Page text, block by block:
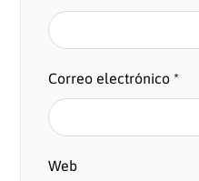
Correo electrónico*
Web